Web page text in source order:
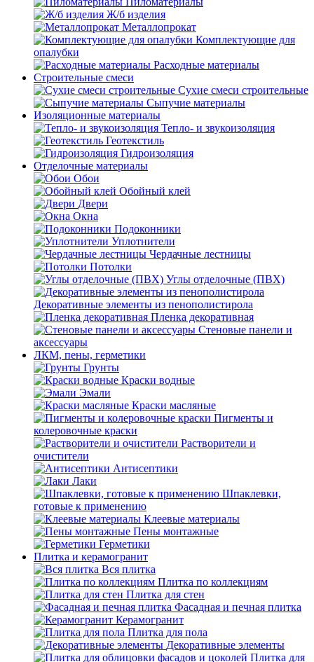
Ж/б изделия
Металлопрокат
Комплектующие для
опалубки
Расходные материалы
Строительные смеси
Сухие смеси строительные
Сыпучие материалы
Изоляционные материалы
Тепло- и звукоизоляция
Геотекстиль
Гидроизоляция
Отделочные материалы
Обои
Обойный клей
Двери
Окна
Подоконники
Уплотнители
Чердачные лестницы
Потолки
Углы отделочные (ПВХ)
Декоративные элементы из пенополистирола
Пленка декоративная
Стеновые панели и
аксессуары
ЛКМ, пены, герметики
Грунты
Краски водные
Эмали
Краски масляные
Пигменты и
колеровочные краски
Растворители и
очистители
Антисептики
Лаки
Шпаклевки,
готовые к применению
Клеевые материалы
Пены монтажные
Герметики
Плитка и керамогранит
Вся плитка
Плитка по коллекциям
Плитка для стен
Фасадная и печная плитка
Керамогранит
Плитка для пола
Декоративные элементы
Плитка для